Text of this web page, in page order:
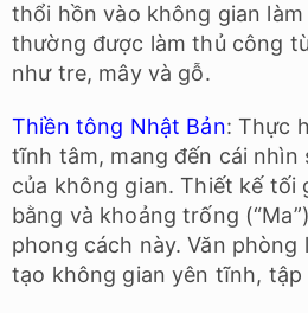
thổi hồn vào không gian
thường được làm thủ công
như tre, mây và gỗ.
Thiền tông Nhật Bản: Thực
tĩnh tâm, mang đến cái nhìn
của không gian. Thiết kế tối
bằng và khoảng trống
phong cách này. Văn
tạo không gian yên tĩnh,